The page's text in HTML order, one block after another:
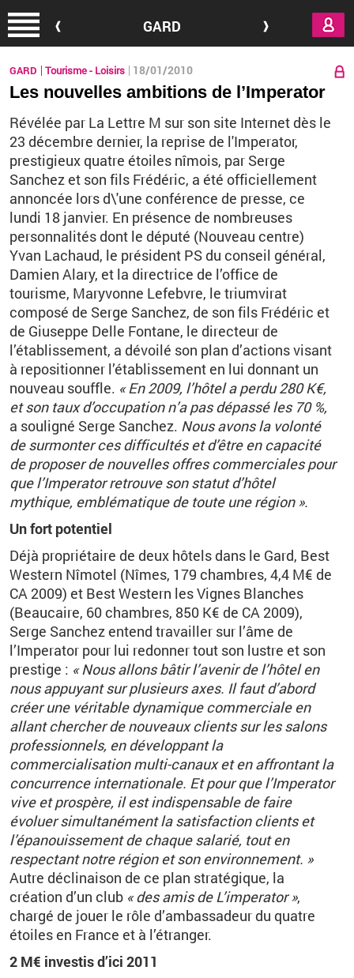
GARD
GARD Tourisme - Loisirs 18/01/2010
Les nouvelles ambitions de l’Imperator
Révélée par La Lettre M sur son site Internet dès le
23 décembre dernier, la reprise de l'Imperator,
prestigieux quatre étoiles nîmois, par Serge
Sanchez et son fils Frédéric, a été officiellement
annoncée lors d\'une conférence de presse, ce
lundi 18 janvier. En présence de nombreuses
personnalités dont le député (Nouveau centre)
Yvan Lachaud, le président PS du conseil général,
Damien Alary, et la directrice de l’office de
tourisme, Maryvonne Lefebvre, le triumvirat
composé de Serge Sanchez, de son fils Frédéric et
de Giuseppe Delle Fontane, le directeur de
l’établissement, a dévoilé son plan d’actions visant
à repositionner l’établissement en lui donnant un
nouveau souffle. « En 2009, l’hôtel a perdu 280 K€,
et son taux d’occupation n’a pas dépassé les 70 %,
a souligné Serge Sanchez. Nous avons la volonté
de surmonter ces difficultés et d’être en capacité
de proposer de nouvelles offres commerciales pour
que l’Imperator retrouve son statut d’hôtel
mythique, emblématique de toute une région ».
Un fort potentiel
Déjà propriétaire de deux hôtels dans le Gard, Best
Western Nîmotel (Nîmes, 179 chambres, 4,4 M€ de
CA 2009) et Best Western les Vignes Blanches
(Beaucaire, 60 chambres, 850 K€ de CA 2009),
Serge Sanchez entend travailler sur l’âme de
l’Imperator pour lui redonner tout son lustre et son
prestige : « Nous allons bâtir l’avenir de l’hôtel en
nous appuyant sur plusieurs axes. Il faut d’abord
créer une véritable dynamique commerciale en
allant chercher de nouveaux clients sur les salons
professionnels, en développant la
commercialisation multi-canaux et en affrontant la
concurrence internationale. Et pour que l’Imperator
vive et prospère, il est indispensable de faire
évoluer simultanément la satisfaction clients et
l’épanouissement de chaque salarié, tout en
respectant notre région et son environnement. »
Autre déclinaison de ce plan stratégique, la
création d’un club « des amis de L’imperator »,
chargé de jouer le rôle d’ambassadeur du quatre
étoiles en France et à l’étranger.
2 M€ investis d’ici 2011